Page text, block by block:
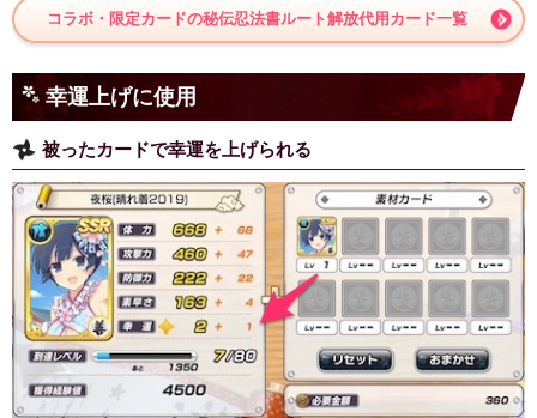
コラボ・限定カードの秘伝忍法書ルート解放代用カード一覧
幸運上げに使用
被ったカードで幸運を上げられる